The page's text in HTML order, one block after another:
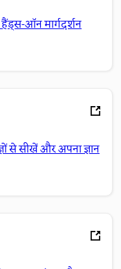
ऑन मार्गदर्शन
से सीखें और अपना ज्ञान